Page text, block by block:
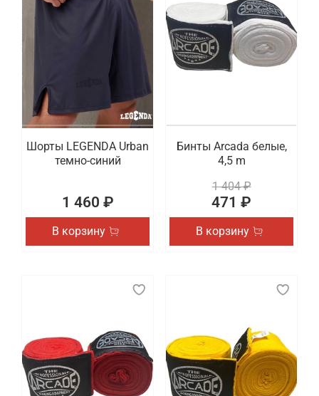
Шорты LEGENDA Urban
темно-синий
1 460 ₽
В корзину
Бинты Arcada белые,
4,5 m
1 404 ₽
471 ₽
В корзину